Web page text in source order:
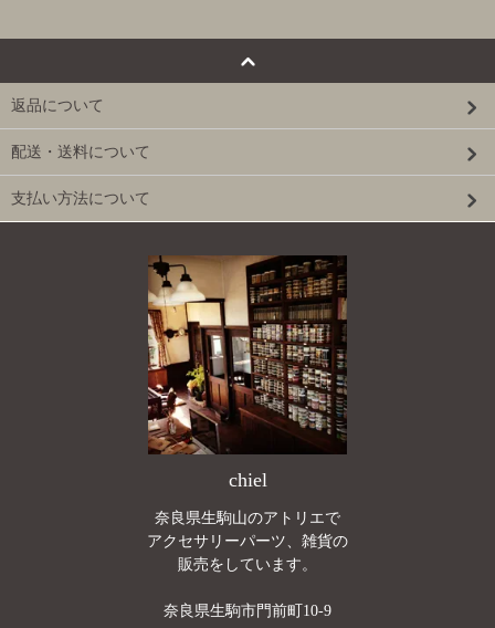
返品について
配送・送料について
支払い方法について
chiel
奈良県生駒山のアトリエで
アクセサリーパーツ、雑貨の
販売をしています。
奈良県生駒市門前町10-9